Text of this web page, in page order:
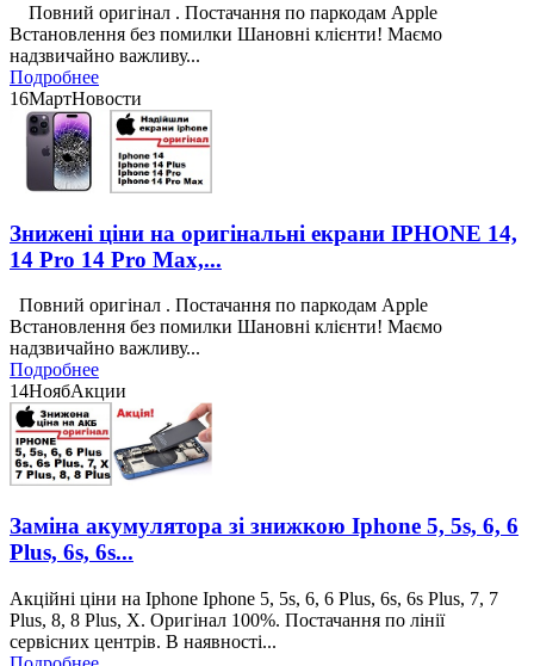
Повний оригінал . Постачання по паркодам Apple
Встановлення без помилки Шановні клієнти! Маємо
надзвичайно важливу...
Подробнее
16МартНовости
Знижені ціни на оригінальні екрани IPHONE 14,
14 Pro 14 Pro Max,...
Повний оригінал . Постачання по паркодам Apple
Встановлення без помилки Шановні клієнти! Маємо
надзвичайно важливу...
Подробнее
14НоябАкции
Заміна акумулятора зі знижкою Iphone 5, 5s, 6, 6
Plus, 6s, 6s...
Акційні ціни на Iphone Iphone 5, 5s, 6, 6 Plus, 6s, 6s Plus, 7, 7
Plus, 8, 8 Plus, X. Оригінал 100%. Постачання по лінії
сервісних центрів. В наявності...